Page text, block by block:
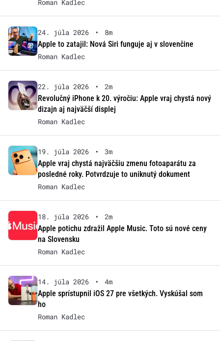
Roman Kadlec
24. júla 2026 •
8m
Apple to zatajil: Nová Siri funguje aj v slovenčine
Roman Kadlec
22. júla 2026 •
2m
Revolučný iPhone k 20. výročiu: Apple vraj chystá nový
dizajn aj najväčší displej
Roman Kadlec
19. júla 2026 •
3m
Apple vraj chystá najväčšiu zmenu fotoaparátu za
posledné roky. Potvrdzuje to uniknutý dokument
Roman Kadlec
18. júla 2026 •
2m
Apple potichu zdražil Apple Music. Toto sú nové ceny
na Slovensku
Roman Kadlec
14. júla 2026 •
4m
Apple sprístupnil iOS 27 pre všetkých. Vyskúšal som
ho
Roman Kadlec